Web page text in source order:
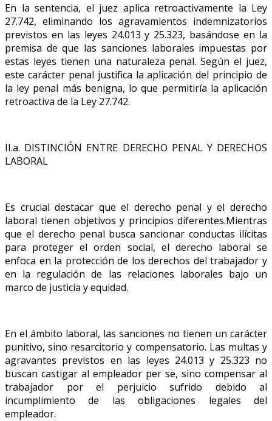
En la sentencia, el juez aplica retroactivamente la Ley
27.742, eliminando los agravamientos indemnizatorios
previstos en las leyes 24.013 y 25.323, basándose en la
premisa de que las sanciones laborales impuestas por
estas leyes tienen una naturaleza penal. Según el juez,
este carácter penal justifica la aplicación del principio de
la ley penal más benigna, lo que permitiría la aplicación
retroactiva de la Ley 27.742.
II.a. DISTINCIÓN ENTRE DERECHO PENAL Y DERECHOS
LABORAL
Es crucial destacar que el derecho penal y el derecho
laboral tienen objetivos y principios diferentes.Mientras
que el derecho penal busca sancionar conductas ilícitas
para proteger el orden social, el derecho laboral se
enfoca en la protección de los derechos del trabajador y
en la regulación de las relaciones laborales bajo un
marco de justicia y equidad.
En el ámbito laboral, las sanciones no tienen un carácter
punitivo, sino resarcitorio y compensatorio. Las multas y
agravantes previstos en las leyes 24.013 y 25.323 no
buscan castigar al empleador per se, sino compensar al
trabajador por el perjuicio sufrido debido al
incumplimiento de las obligaciones legales del
empleador.